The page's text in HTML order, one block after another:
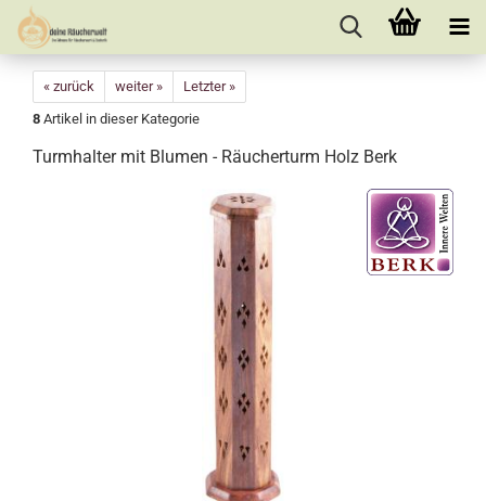
« zurück weiter »
Letzter »
8 Artikel in dieser Kategorie
Turmhalter mit Blumen - Räucherturm Holz Berk